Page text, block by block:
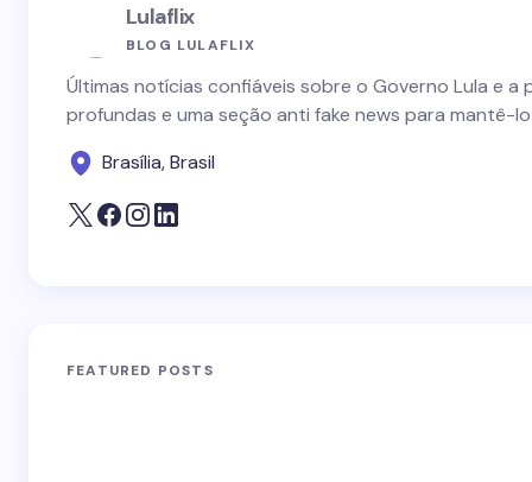
Lulaflix
BLOG LULAFLIX
Últimas notícias confiáveis sobre o Governo Lula e
profundas e uma seção anti fake news para mantê-
Brasília, Brasil
FEATURED POSTS